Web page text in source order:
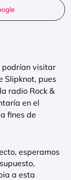
podrían visitar
Slipknot, pues
radio Rock &
en el
fines de
esperamos
a esta